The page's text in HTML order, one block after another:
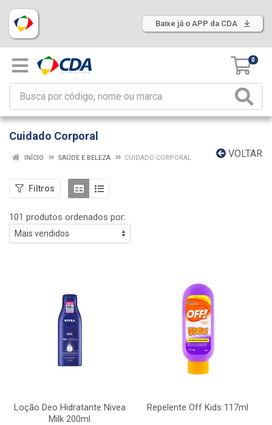
Baixe já o APP da CDA
0
Cuidado Corporal
VOLTAR
INÍCIO SAÚDE E BELEZA CUIDADO CORPORAL
Filtros
101 produtos ordenados por:
Loção Deo Hidratante Nivea
Milk 200ml
Repelente Off Kids 117ml